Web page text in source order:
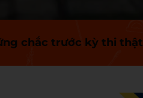
chắc trước kỳ thi thật